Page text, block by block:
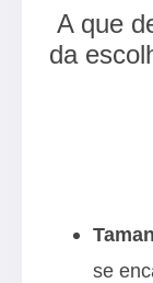
A que
da
se